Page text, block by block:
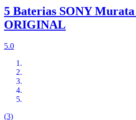
5 Baterias SONY Murata
ORIGINAL
5.0
(3)